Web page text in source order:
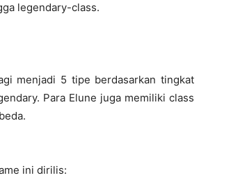
legendary-class.
menjadi 5 tipe berdasarkan tingkat
Para Elune juga memiliki class
ini dirilis: